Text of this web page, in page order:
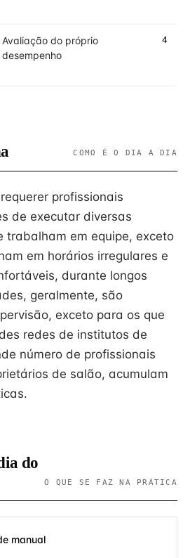
Avaliação do próprio
desempenho
4
COMO É O DIA A DIA
profissionais
de executar diversas
trabalham em equipe, exceto
em horários irregulares e
durante longos
geralmente, são
exceto para os que
redes de institutos de
número de profissionais
de salão, acumulam
do
O QUE SE FAZ NA PRÁTICA
manual